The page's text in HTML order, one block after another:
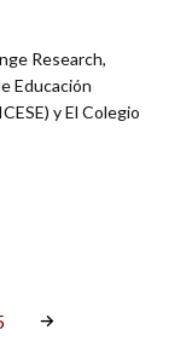
Research,
Educación
y El Colegio